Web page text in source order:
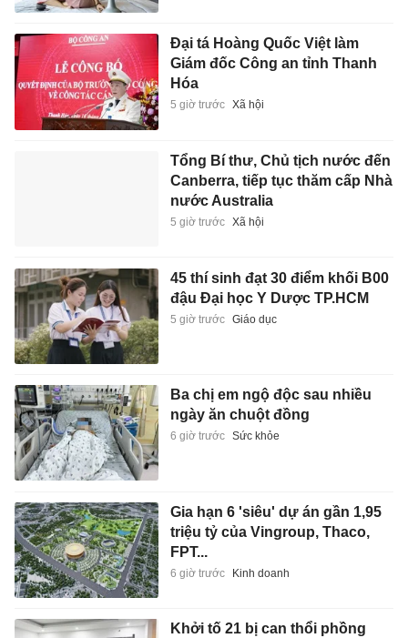
Đại tá Hoàng Quốc Việt làm
Giám đốc Công an tỉnh Thanh
Hóa
5 giờ trước Xã hội
Tổng Bí thư, Chủ tịch nước đến
Canberra, tiếp tục thăm cấp Nhà
nước Australia
5 giờ trước Xã hội
45 thí sinh đạt 30 điểm khối B00
đậu Đại học Y Dược TP.HCM
5 giờ trước Giáo dục
Ba chị em ngộ độc sau nhiều
ngày ăn chuột đồng
6 giờ trước Sức khỏe
Gia hạn 6 'siêu' dự án gần 1,95
triệu tỷ của Vingroup, Thaco,
FPT...
6 giờ trước Kinh doanh
Khởi tố 21 bị can thổi phồng